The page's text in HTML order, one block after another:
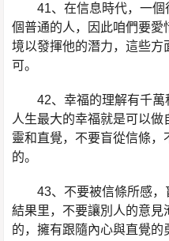
41、在信息時代，一個
個普通的人，因此咱們要
境以發揮他的潛力，這些方
可。
42、幸福的理解有千萬
人生最大的幸福就是可以
靈和直覺，不要盲從信條
的。
43、不要被信條所感，
結果里，不要讓別人的意
的，擁有跟隨內心與直覺